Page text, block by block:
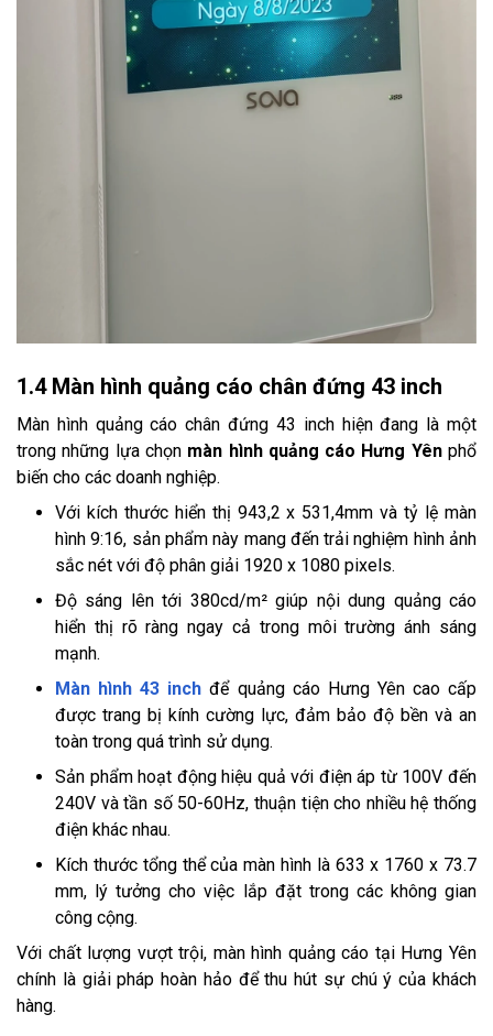
1.4 Màn hình quảng cáo chân đứng 43 inch
Màn hình quảng cáo chân đứng 43 inch hiện đang là một
trong những lựa chọn màn hình quảng cáo Hưng Yênphổ
biến cho các doanh nghiệp.
Với kích thước hiển thị 943,2 x 531,4mm và tỷ lệ màn
hình 9:16, sản phẩm này mang đến trải nghiệm hình ảnh
sắc nét với độ phân giải 1920 x 1080 pixels.
Độ sáng lên tới 380cd/m² giúp nội dung quảng cáo
hiển thị rõ ràng ngay cả trong môi trường ánh sáng
mạnh.
Màn hình 43 inch để quảng cáo Hưng Yên cao cấp
được trang bị kính cường lực, đảm bảo độ bền và an
toàn trong quá trình sử dụng.
Sản phẩm hoạt động hiệu quả với điện áp từ 100V đến
240V và tần số 50-60Hz, thuận tiện cho nhiều hệ thống
điện khác nhau.
Kích thước tổng thể của màn hình là 633 x 1760 x 73.7
mm, lý tưởng cho việc lắp đặt trong các không gian
công cộng.
Với chất lượng vượt trội, màn hình quảng cáo tại Hưng Yên
chính là giải pháp hoàn hảo để thu hút sự chú ý của khách
hàng.